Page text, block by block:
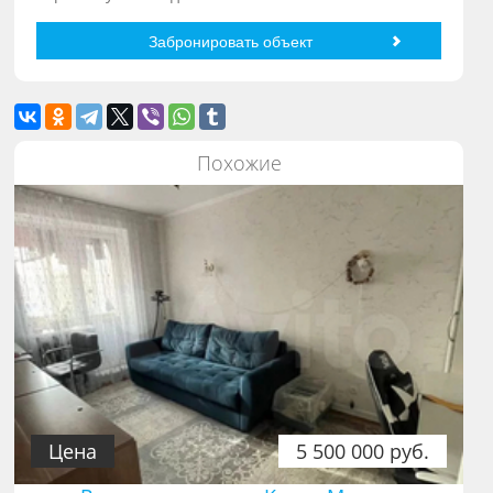
Похожие
5 500 000 руб.
Цена